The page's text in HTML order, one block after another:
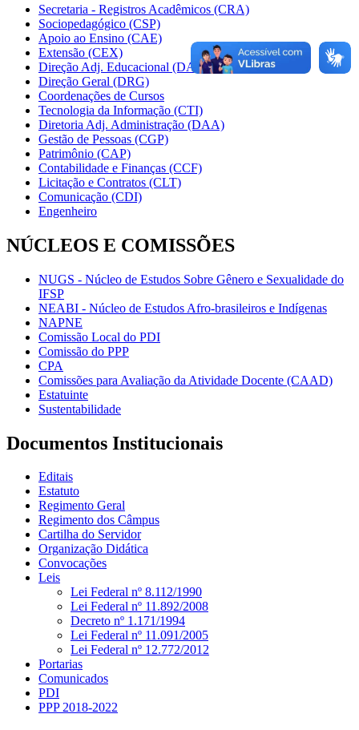
Secretaria - Registros Acadêmicos (CRA)
Sociopedagógico (CSP)
Apoio ao Ensino (CAE)
Extensão (CEX)
Direção Adj. Educacional (DAE)
Direção Geral (DRG)
Coordenações de Cursos
Tecnologia da Informação (CTI)
Diretoria Adj. Administração (DAA)
Gestão de Pessoas (CGP)
Patrimônio (CAP)
Contabilidade e Finanças (CCF)
Licitação e Contratos (CLT)
Comunicação (CDI)
Engenheiro
NÚCLEOS E COMISSÕES
NUGS - Núcleo de Estudos Sobre Gênero e Sexualidade do
IFSP
NEABI - Núcleo de Estudos Afro-brasileiros e Indígenas
NAPNE
Comissão Local do PDI
Comissão do PPP
CPA
Comissões para Avaliação da Atividade Docente (CAAD)
Estatuinte
Sustentabilidade
Documentos Institucionais
Editais
Estatuto
Regimento Geral
Regimento dos Câmpus
Cartilha do Servidor
Organização Didática
Convocações
Leis
Lei Federal nº 8.112/1990
Lei Federal nº 11.892/2008
Decreto nº 1.171/1994
Lei Federal nº 11.091/2005
Lei Federal nº 12.772/2012
Portarias
Comunicados
PDI
PPP 2018-2022